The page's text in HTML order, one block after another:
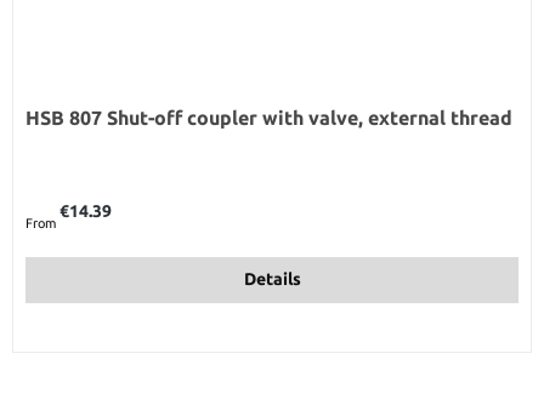
HSB 807 Shut-off coupler with valve, external thread
From
€14.39
Details